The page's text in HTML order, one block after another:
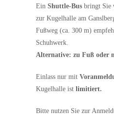
Ein Shuttle-Bus bringt Sie
zur Kugelhalle am
Fußweg (ca. 300 m)
Schuhwerk.
Alternative: zu Fuß oder
Einlass nur mit
Kugelhalle ist limitiert.
Bitte nutzen Sie zur